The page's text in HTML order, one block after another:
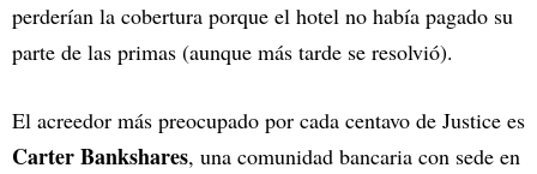
perderían la cobertura porque el hotel no había pagado su
parte de las primas (aunque más tarde se resolvió).
El acreedor más preocupado por cada centavo de Justice es
Carter Bankshares, una comunidad bancaria con sede en